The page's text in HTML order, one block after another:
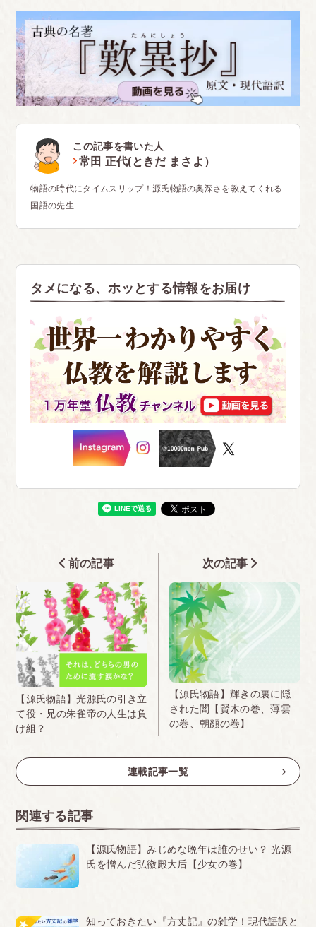
この記事を書いた人
常田 正代(ときだ まさよ）
物語の時代にタイムスリップ！源氏物語の奥深さを教えてくれる
国語の先生
タメになる、ホッとする情報をお届け
前の記事
【源氏物語】光源氏の引き立
て役・兄の朱雀帝の人生は負
け組？
【源氏物語】輝きの裏に隠
された闇【賢木の巻、薄雲
の巻、朝顔の巻】
次の記事
連載記事一覧
関連する記事
【源氏物語】みじめな晩年は誰のせい？ 光源
氏を憎んだ弘徽殿大后【少女の巻】
知っておきたい『方丈記』の雑学！現代語訳と